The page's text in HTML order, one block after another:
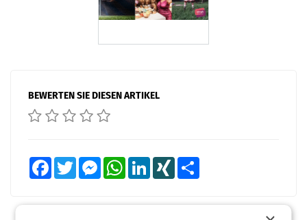
BEWERTEN SIE DIESEN ARTIKEL
FacebookTwitter MessengerWhatsAppLinkedInXING